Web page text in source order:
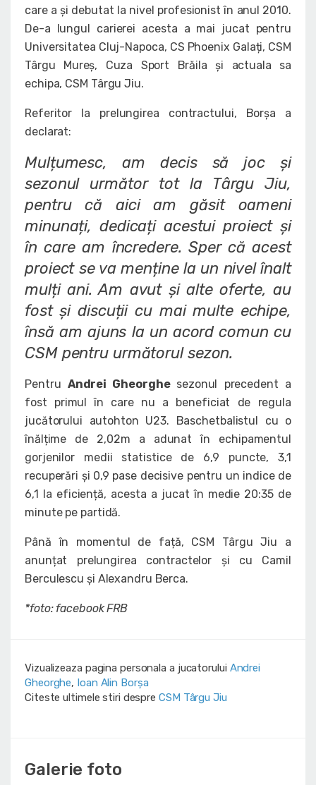
care a și debutat la nivel profesionist în anul 2010.
De-a lungul carierei acesta a mai jucat pentru
Universitatea Cluj-Napoca, CS Phoenix Galați, CSM
Târgu Mureș, Cuza Sport Brăila și actuala sa
echipa, CSM Târgu Jiu.
Referitor la prelungirea contractului, Borșa a
declarat:
Mulțumesc, am decis să joc și
sezonul următor tot la Târgu Jiu,
pentru că aici am găsit oameni
minunați, dedicați acestui proiect și
în care am încredere. Sper că acest
proiect se va menține la un nivel înalt
mulți ani. Am avut și alte oferte, au
fost și discuții cu mai multe echipe,
însă am ajuns la un acord comun cu
CSM pentru următorul sezon.
Pentru Andrei Gheorghe sezonul precedent a
fost primul în care nu a beneficiat de regula
jucătorului autohton U23. Baschetbalistul cu o
înălțime de 2,02m a adunat în echipamentul
gorjenilor medii statistice de 6,9 puncte, 3,1
recuperări și 0,9 pase decisive pentru un indice de
6,1 la eficiență, acesta a jucat în medie 20:35 de
minute pe partidă.
Până în momentul de față, CSM Târgu Jiu a
anunțat prelungirea contractelor și cu Camil
Berculescu și Alexandru Berca.
*foto: facebook FRB
Vizualizeaza pagina personala a jucatorului Andrei
Gheorghe, Ioan Alin Borșa
Citeste ultimele stiri despre CSM Târgu Jiu
Galerie foto